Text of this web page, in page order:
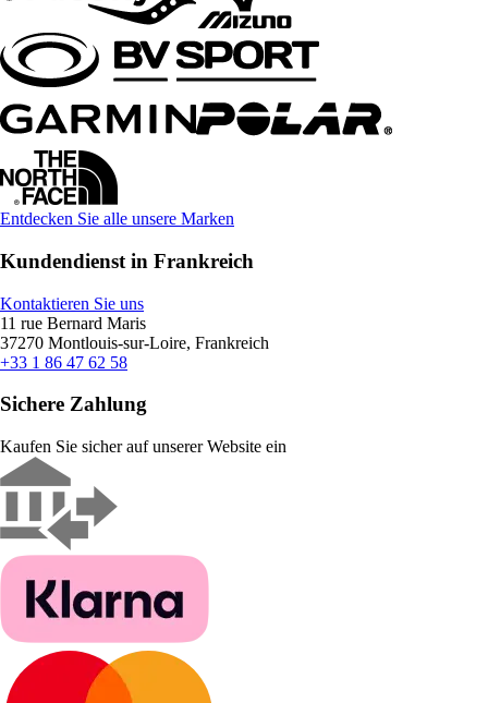
Entdecken Sie alle unsere Marken
Kundendienst in Frankreich
Kontaktieren Sie uns
11 rue Bernard Maris
37270 Montlouis-sur-Loire, Frankreich
+33 1 86 47 62 58
Sichere Zahlung
Kaufen Sie sicher auf unserer Website ein